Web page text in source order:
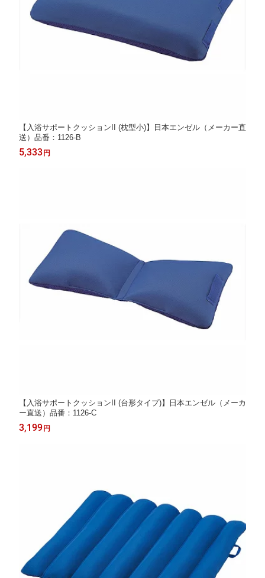
【入浴サポートクッションII (枕型小)】日本エンゼル（メーカー直
送）品番：1126-B
5,333 円
【入浴サポートクッションII (台形タイプ)】日本エンゼル（メーカ
ー直送）品番：1126-C
3,199 円